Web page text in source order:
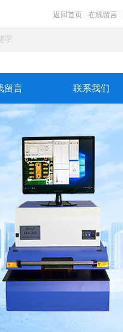
返回首页 在线留言
留言 联系我们